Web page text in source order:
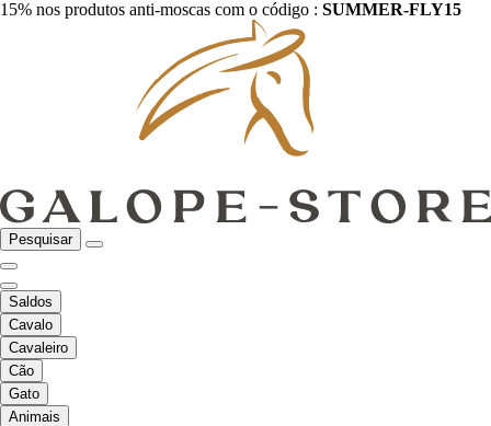
15% nos produtos anti-moscas com o código : SUMMER-FLY15
Pesquisar
Saldos
Cavalo
Cavaleiro
Cão
Gato
Animais